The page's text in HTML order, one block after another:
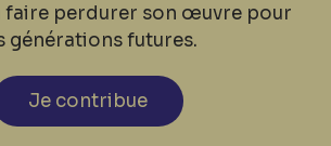
faire perdurer son œuvre pour
générations futures.
Je contribue